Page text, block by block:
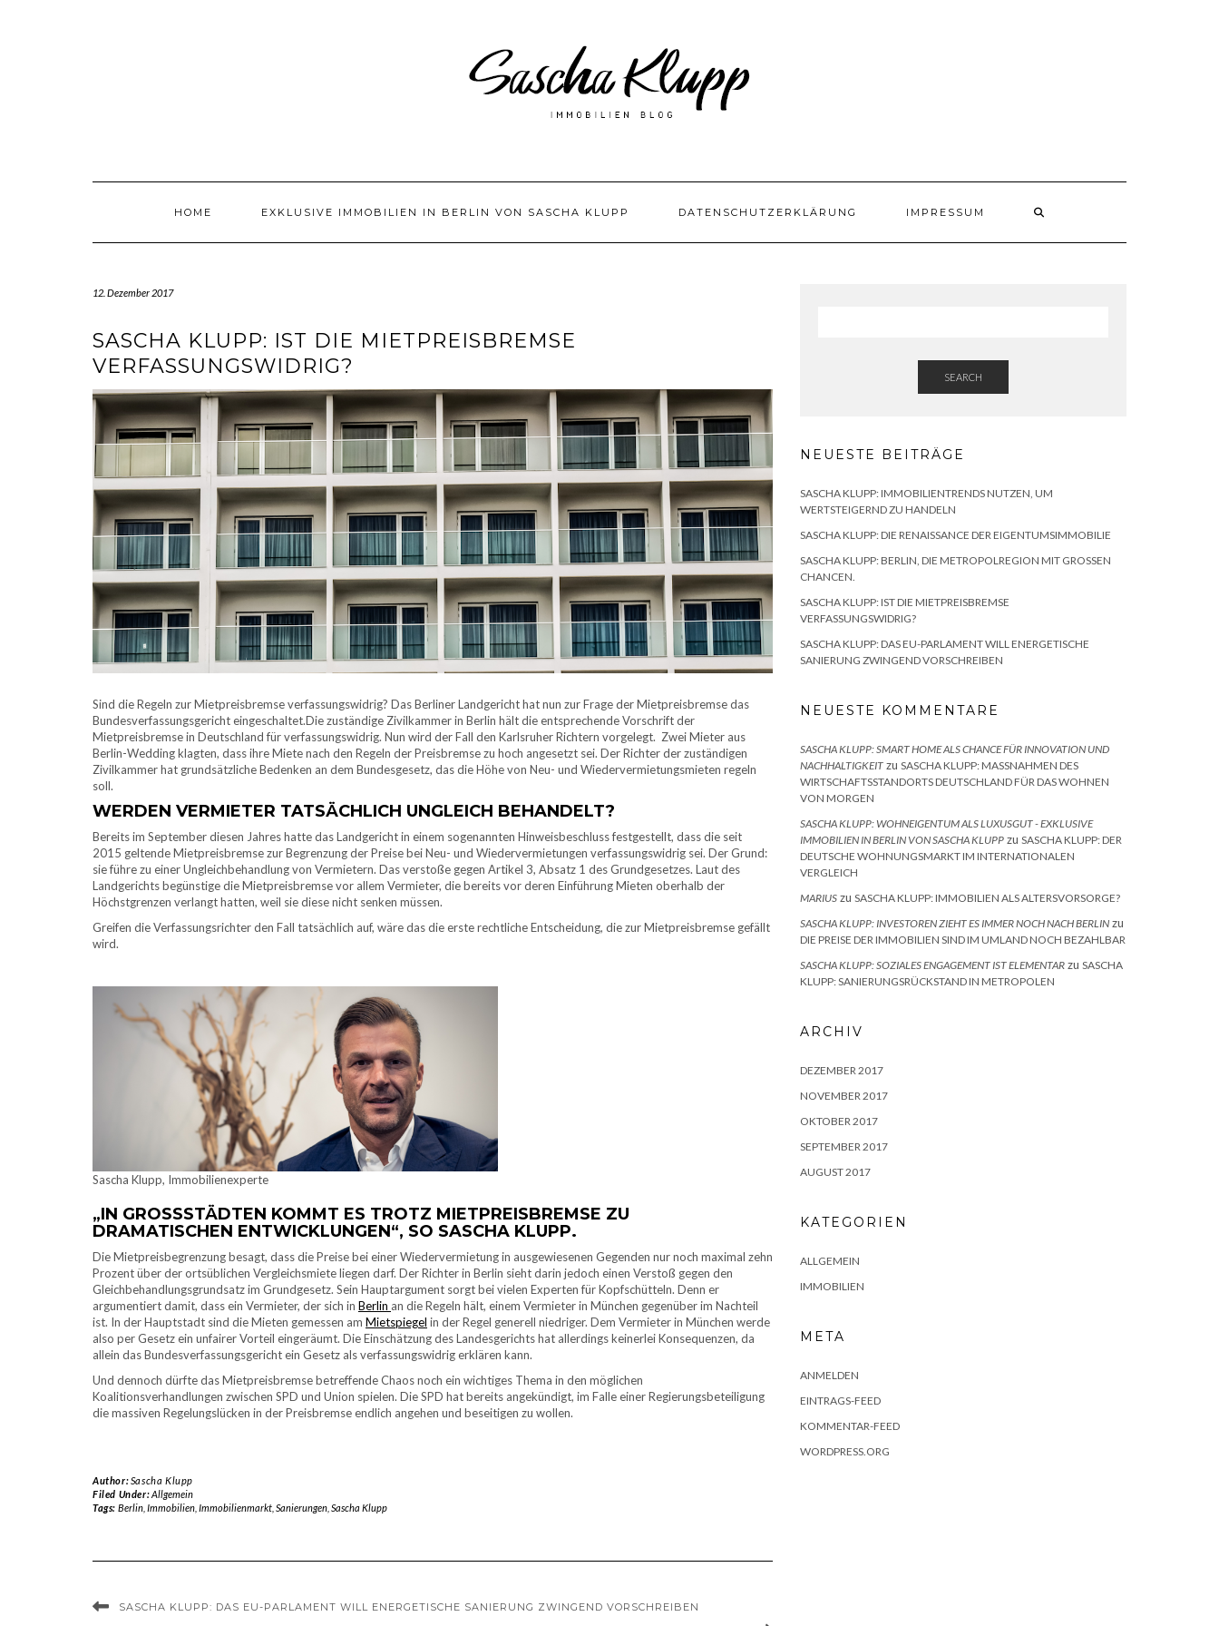
HOME EXKLUSIVE IMMOBILIEN IN BERLIN VON SASCHA KLUPP DATENSCHUTZERKLÄRUNG IMPRESSUM
12. Dezember 2017
SASCHA KLUPP: IST DIE MIETPREISBREMSE
VERFASSUNGSWIDRIG?
Sind die Regeln zur Mietpreisbremse verfassungswidrig? Das Berliner Landgericht hat nun zur Frage der Mietpreisbremse das
Bundesverfassungsgericht eingeschaltet.Die zuständige Zivilkammer in Berlin hält die entsprechende Vorschrift der
Mietpreisbremse in Deutschland für verfassungswidrig. Nun wird der Fall den Karlsruher Richtern vorgelegt. Zwei Mieter aus
Berlin-Wedding klagten, dass ihre Miete nach den Regeln der Preisbremse zu hoch angesetzt sei. Der Richter der zuständigen
Zivilkammer hat grundsätzliche Bedenken an dem Bundesgesetz, das die Höhe von Neu- und Wiedervermietungsmieten regeln
soll.
WERDEN VERMIETER TATSÄCHLICH UNGLEICH BEHANDELT?
Bereits im September diesen Jahres hatte das Landgericht in einem sogenannten Hinweisbeschluss festgestellt, dass die seit
2015 geltende Mietpreisbremse zur Begrenzung der Preise bei Neu- und Wiedervermietungen verfassungswidrig sei. Der Grund:
sie führe zu einer Ungleichbehandlung von Vermietern. Das verstoße gegen Artikel 3, Absatz 1 des Grundgesetzes. Laut des
Landgerichts begünstige die Mietpreisbremse vor allem Vermieter, die bereits vor deren Einführung Mieten oberhalb der
Höchstgrenzen verlangt hatten, weil sie diese nicht senken müssen.
Greifen die Verfassungsrichter den Fall tatsächlich auf, wäre das die erste rechtliche Entscheidung, die zur Mietpreisbremse gefällt
wird.
Sascha Klupp, Immobilienexperte
„IN GROSSSTÄDTEN KOMMT ES TROTZ MIETPREISBREMSE ZU D
RAMATISCHEN ENTWICKLUNGEN“, SO SASCHA KLUPP.
Die Mietpreisbegrenzung besagt, dass die Preise bei einer Wiedervermietung in ausgewiesenen Gegenden nur noch maximal zehn
Prozent über der ortsüblichen Vergleichsmiete liegen darf. Der Richter in Berlin sieht darin jedoch einen Verstoß gegen den
Gleichbehandlungsgrundsatz im Grundgesetz. Sein Hauptargument sorgt bei vielen Experten für Kopfschütteln. Denn er
argumentiert damit, dass ein Vermieter, der sich in Berlin an die Regeln hält, einem Vermieter in München gegenüber im Nachteil
ist. In der Hauptstadt sind die Mieten gemessen am Mietspiegel in der Regel generell niedriger. Dem Vermieter in München werde
also per Gesetz ein unfairer Vorteil eingeräumt. Die Einschätzung des Landesgerichts hat allerdings keinerlei Konsequenzen, da
allein das Bundesverfassungsgericht ein Gesetz als verfassungswidrig erklären kann.
Und dennoch dürfte das Mietpreisbremse betreffende Chaos noch ein wichtiges Thema in den möglichen
Koalitionsverhandlungen zwischen SPD und Union spielen. Die SPD hat bereits angekündigt, im Falle einer Regierungsbeteiligung
die massiven Regelungslücken in der Preisbremse endlich angehen und beseitigen zu wollen.
Author:Sascha Klupp
Filed Under:Allgemein
Tags: Berlin, Immobilien, Immobilienmarkt, Sanierungen, Sascha Klupp
SASCHA KLUPP: DAS EU-PARLAMENT WILL ENERGETISCHE SANIERUNG ZWINGEND VORSCHREIBEN
SEARCH
NEUESTE BEITRÄGE
SASCHA KLUPP: IMMOBILIENTRENDS NUTZEN, UM
WERTSTEIGERND ZU HANDELN
SASCHA KLUPP: DIE RENAISSANCE DER EIGENTUMSIMMOBILIE
SASCHA KLUPP: BERLIN, DIE METROPOLREGION MIT GROSSEN C
HANCEN.
SASCHA KLUPP: IST DIE MIETPREISBREMSE
VERFASSUNGSWIDRIG?
SASCHA KLUPP: DAS EU-PARLAMENT WILL ENERGETISCHE
SANIERUNG ZWINGEND VORSCHREIBEN
NEUESTE KOMMENTARE
SASCHA KLUPP: SMART HOME ALS CHANCE FÜR INNOVATION UND
NACHHALTIGKEIT zu SASCHA KLUPP: MASSNAHMEN DES W
IRTSCHAFTSSTANDORTS DEUTSCHLAND FÜR DAS WOHNEN V
ON MORGEN
SASCHA KLUPP: WOHNEIGENTUM ALS LUXUSGUT - EXKLUSIVE
IMMOBILIEN IN BERLIN VON SASCHA KLUPP zu SASCHA KLUPP: DER
DEUTSCHE WOHNUNGSMARKT IM INTERNATIONALEN
VERGLEICH
MARIUS zu SASCHA KLUPP: IMMOBILIEN ALS ALTERSVORSORGE?
SASCHA KLUPP: INVESTOREN ZIEHT ES IMMER NOCH NACH BERLIN zu
DIE PREISE DER IMMOBILIEN SIND IM UMLAND NOCH BEZAHLBAR
SASCHA KLUPP: SOZIALES ENGAGEMENT IST ELEMENTAR zu SASCHA
KLUPP: SANIERUNGSRÜCKSTAND IN METROPOLEN
ARCHIV
DEZEMBER 2017
NOVEMBER 2017
OKTOBER 2017
SEPTEMBER 2017
AUGUST 2017
KATEGORIEN
ALLGEMEIN
IMMOBILIEN
META
ANMELDEN
EINTRAGS-FEED
KOMMENTAR-FEED
WORDPRESS.ORG